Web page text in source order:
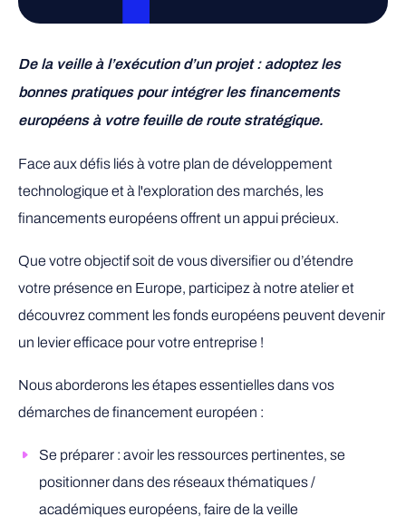
De la veille à l’exécution d’un projet : adoptez les
bonnes pratiques pour intégrer les financements
européens à votre feuille de route stratégique.
Face aux défis liés à votre plan de développement
technologique et à l'exploration des marchés, les
financements européens offrent un appui précieux.
Que votre objectif soit de vous diversifier ou d’étendre
votre présence en Europe, participez à notre atelier et
découvrez comment les fonds européens peuvent devenir
un levier efficace pour votre entreprise !
Nous aborderons les étapes essentielles dans vos
démarches de financement européen :
Se préparer : avoir les ressources pertinentes, se
positionner dans des réseaux thématiques /
académiques européens, faire de la veille